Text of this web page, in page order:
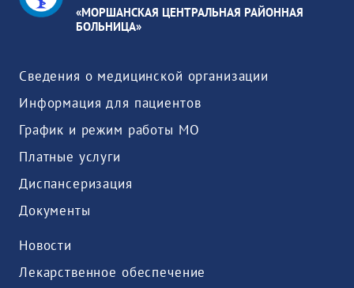
«МОРШАНСКАЯ ЦЕНТРАЛЬНАЯ РАЙОННАЯ
БОЛЬНИЦА»
Сведения о медицинской организации
Информация для пациентов
График и режим работы МО
Платные услуги
Диспансеризация
Документы
Новости
Лекарственное обеспечение